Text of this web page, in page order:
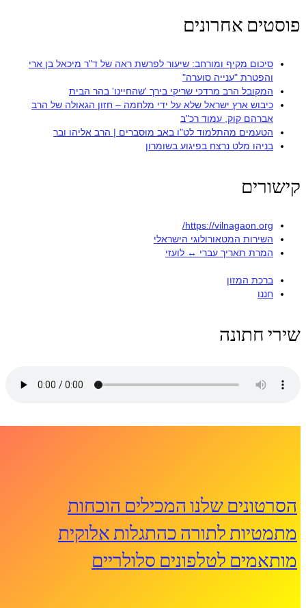
פוסטים אחרונים
סיכום מקיף ומורחב: שיעור לפרשת ראה של ד"ר מיכאל בן ארי
והפטרת "ענייה סוערה"
המקובל הרב מרדכי שריקי בירך 'שהחיינו' בהר הבית
כיבוש ארץ ישראל שלא על ידי מלחמה – חזון הגאולה של הרב
אברהם קוק, עמוד רכ"ב
הטעמים מהתלמוד לט"ו באב מוסברים | הרב אליהו ובר
בניהו מלט נרצח בפיגוע בשומרון
קישורים
https://vilnagaon.org/
השירות המטאורולוגי הישראלי
המרת תאריך עברי ↔ לועזי
ברכת המזון
חננו
שירי חתונה
הסרטונים שלנו המכילים הוכחות
מתמטיות לתורה כהתגלות אלוקית
מותאמים לטלפונים סלולריים